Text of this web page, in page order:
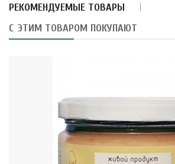
РЕКОМЕНДУЕМЫЕ ТОВАРЫ
С ЭТИМ ТОВАРОМ ПОКУПАЮТ